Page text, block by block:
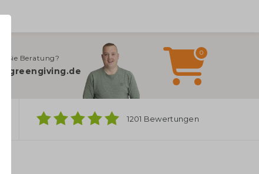
Sie Beratung?
0
1201 Bewertungen